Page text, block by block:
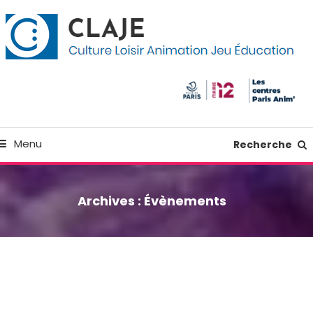
Menu Recherche
Archives : Évènements